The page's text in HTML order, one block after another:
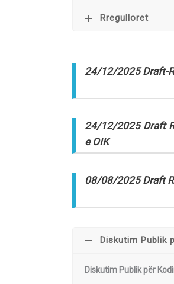
Rregulloret
24/12/2025 Draft-
24/12/2025 Draft
e OIK
08/08/2025 Draft
Diskutim Publik
Diskutim Publik për